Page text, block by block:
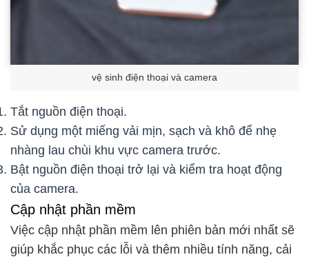
vệ sinh điện thoại và camera
Tắt nguồn điện thoại.
Sử dụng một miếng vải mịn, sạch và khô để nhẹ
nhàng lau chùi khu vực camera trước.
Bật nguồn điện thoại trở lại và kiểm tra hoạt động
của camera.
Cập nhật phần mềm
Việc cập nhật phần mềm lên phiên bản mới nhất sẽ
giúp khắc phục các lỗi và thêm nhiều tính năng, cải